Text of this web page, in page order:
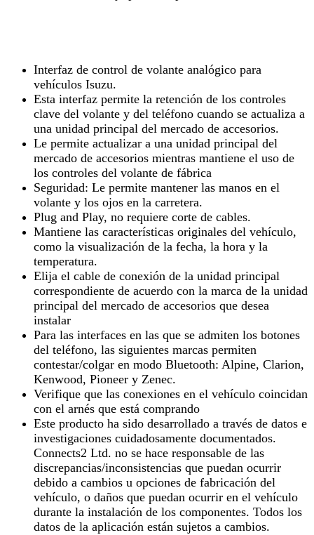
Interfaz de control de volante analógico para
vehículos Isuzu.
Esta interfaz permite la retención de los controles
clave del volante y del teléfono cuando se actualiza a
una unidad principal del mercado de accesorios.
Le permite actualizar a una unidad principal del
mercado de accesorios mientras mantiene el uso de
los controles del volante de fábrica
Seguridad: Le permite mantener las manos en el
volante y los ojos en la carretera.
Plug and Play, no requiere corte de cables.
Mantiene las características originales del vehículo,
como la visualización de la fecha, la hora y la
temperatura.
Elija el cable de conexión de la unidad principal
correspondiente de acuerdo con la marca de la unidad
principal del mercado de accesorios que desea
instalar
Para las interfaces en las que se admiten los botones
del teléfono, las siguientes marcas permiten
contestar/colgar en modo Bluetooth: Alpine, Clarion,
Kenwood, Pioneer y Zenec.
Verifique que las conexiones en el vehículo coincidan
con el arnés que está comprando
Este producto ha sido desarrollado a través de datos e
investigaciones cuidadosamente documentados.
Connects2 Ltd. no se hace responsable de las
discrepancias/inconsistencias que puedan ocurrir
debido a cambios u opciones de fabricación del
vehículo, o daños que puedan ocurrir en el vehículo
durante la instalación de los componentes. Todos los
datos de la aplicación están sujetos a cambios.